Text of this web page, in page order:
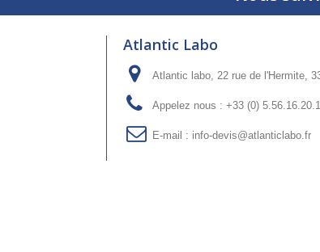
Atlantic Labo
Atlantic labo, 22 rue de l'Hermite,
Appelez nous : +33 (0)
E-mail : info-devis@atlanticlabo.fr